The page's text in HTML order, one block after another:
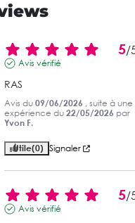
5/
Avis vérifié
RAS
Avis du 09/06/2026 , suite à une
expérience du 22/05/2026 par
Yvon F.
Utile(0) Signaler
5/
Avis vérifié